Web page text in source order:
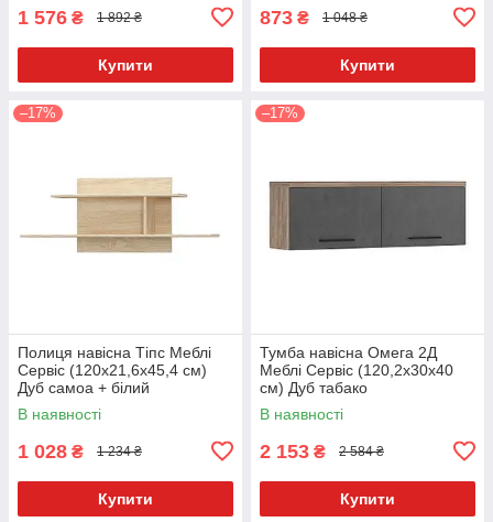
1 576 ₴ 1 892 ₴
Купити
873 ₴ 1 048 ₴
Купити
–17%
Полиця навісна Тіпс Меблі
Сервіс (120х21,6х45,4 см)
Дуб самоа + білий
В наявності
1 028 ₴ 1 234 ₴
Купити
–17%
Тумба навісна Омега 2Д
Меблі Сервіс (120,2х30х40
см) Дуб табако
В наявності
2 153 ₴ 2 584 ₴
Купити